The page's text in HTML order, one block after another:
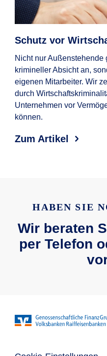
Schutz vor
Nicht nur Außenstehende
krimineller Absicht an,
eigenen Mitarbeiter. Wir
durch
Unternehmen vor
können.
Zum Artikel
HABEN SIE
Wir beraten
per Telefon